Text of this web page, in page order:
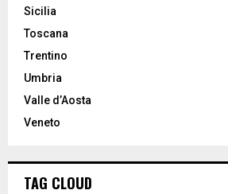
Sicilia
Toscana
Trentino
Umbria
Valle d’Aosta
Veneto
TAG CLOUD